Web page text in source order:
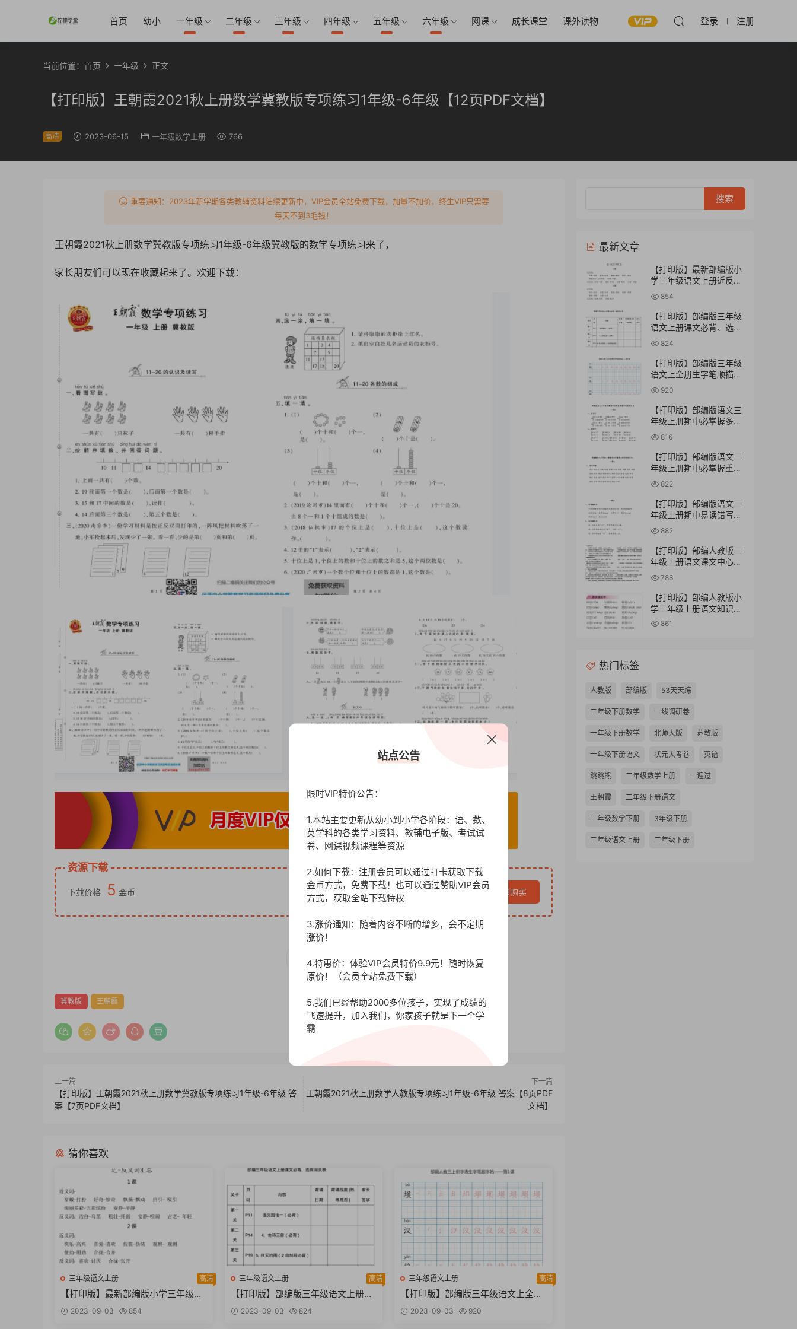
首页 幼小 一年级 二年级 三年级 四年级 五年级 六年级 网课 成长课堂 课外读物 登录 注册
当前位置： 首页 一年级 正文
【打印版】王朝霞2021秋上册数学冀教版专项练习1年级-6年级【12页PDF文档】
高清 2023-06-15 一年级数学上册 766
重要通知：2023年新学期各类教辅资料陆续更新中，VIP会员全站免费下载，加量不加价，终生VIP只需要
每天不到3毛钱！
王朝霞2021秋上册数学冀教版专项练习1年级-6年级冀教版的数学专项练习来了，
家长朋友们可以现在收藏起来了。欢迎下载：
资源下载
下载价格 5 金币 VIP免费 立即购买
冀教版 王朝霞
上一篇
【打印版】王朝霞2021秋上册数学冀教版专项练习1年级-6年级 答
案【7页PDF文档】
下一篇
王朝霞2021秋上册数学人教版专项练习1年级-6年级 答案【8页PDF
文档】
猜你喜欢
三年级语文上册 高清
【打印版】最新部编版小学三年级语
文上册近反义词汇总【6页PDF文
档】
2023-09-03 854
三年级语文上册 高清
【打印版】部编版三年级语文上册课
文必背、选背内容汇总【11页PDF文
档】
2023-09-03 824
三年级语文上册 高清
【打印版】部编版三年级语文上全册
生字笔顺描红字帖【74页PDF文档】
2023-09-03 920
最新文章
【打印版】最新部编版小
学三年级语文上册近反义
词汇总【6页PDF文档】
854
【打印版】部编版三年级
语文上册课文必背、选背
内容汇总【11页PDF文
档】
824
【打印版】部编版三年级
语文上全册生字笔顺描红
字帖【74页PDF文档】
920
【打印版】部编版语文三
年级上册期中必掌握多音
字形近字汇总【3页PDF
文档】
816
【打印版】部编版语文三
年级上册期中必掌握重点
默写词语汇总【3页PDF
文档】
822
【打印版】部编版语文三
年级上册期中易读错写错
字汇总【3页PDF文档】
882
【打印版】部编人教版三
年级上册语文课文中心思
想汇总【3页PDF文档】
788
【打印版】部编人教版小
学三年级上册语文知识点
汇总-人教版三上语文知识
861
热门标签
人教版 部编版 53天天练
二年级下册数学 一线调研卷
一年级下册数学 北师大版 苏教版
一年级下册语文 状元大考卷 英语
跳跳熊 二年级数学上册 一遍过
王朝霞 二年级下册语文
二年级数学下册 3年级下册
二年级语文上册 二年级下册
站点公告
限时VIP特价公告：
1.本站主要更新从幼小到小学各阶段：语、数、
英学科的各类学习资料、教辅电子版、考试试
卷、网课视频课程等资源
2.如何下载：注册会员可以通过打卡获取下载
金币方式，免费下载！也可以通过赞助VIP会员
方式，获取全站下载特权
3.涨价通知：随着内容不断的增多，会不定期
涨价！
4.特惠价：体验VIP会员特价9.9元！随时恢复
原价！（会员全站免费下载）
5.我们已经帮助2000多位孩子，实现了成绩的
飞速提升，加入我们，你家孩子就是下一个学
霸